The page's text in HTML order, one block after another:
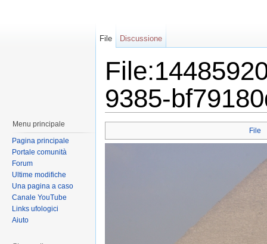
9385-
File
File Discussione
Menu principale
Pagina principale
Portale comunità
Forum
Ultime modifiche
Una pagina a caso
Canale YouTube
Links ufologici
Aiuto